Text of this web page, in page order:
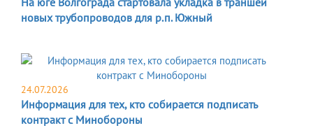
новых трубопроводов для р.п. Южный
24.07.2026
Информация для тех, кто собирается подписать
контракт с Минобороны